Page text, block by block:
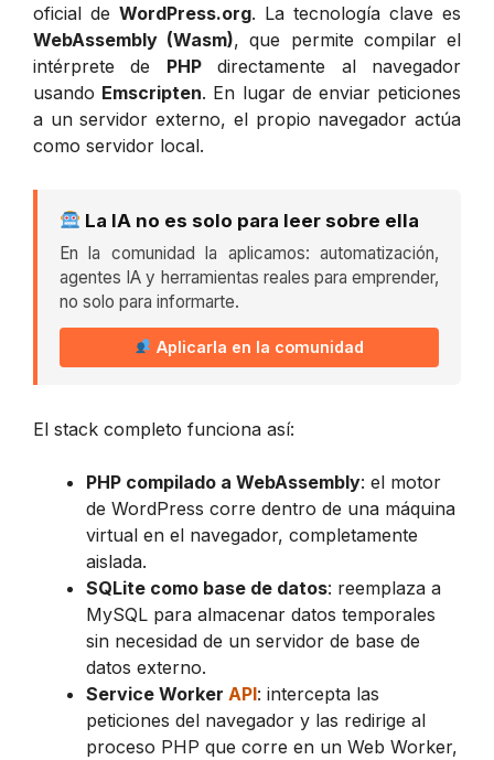
oficial de WordPress.org. La tecnología clave es
WebAssembly (Wasm), que permite compilar el
intérprete de PHPdirectamente al navegador
usando Emscripten. En lugar de enviar peticiones
a un servidor externo, el propio navegador actúa
como servidor local.
La IA no es solo para leer sobre ella
En la comunidad la aplicamos: automatización,
agentes IA y herramientas reales para emprender,
no solo para informarte.
Aplicarla en la comunidad
El stack completo funciona así:
PHP compilado a WebAssembly: el motor
de WordPress corre dentro de una máquina
virtual en el navegador, completamente
aislada.
SQLite como base de datos: reemplaza a
MySQL para almacenar datos temporales
sin necesidad de un servidor de base de
datos externo.
Service Worker API: intercepta las
peticiones del navegador y las redirige al
proceso PHP que corre en un Web Worker,